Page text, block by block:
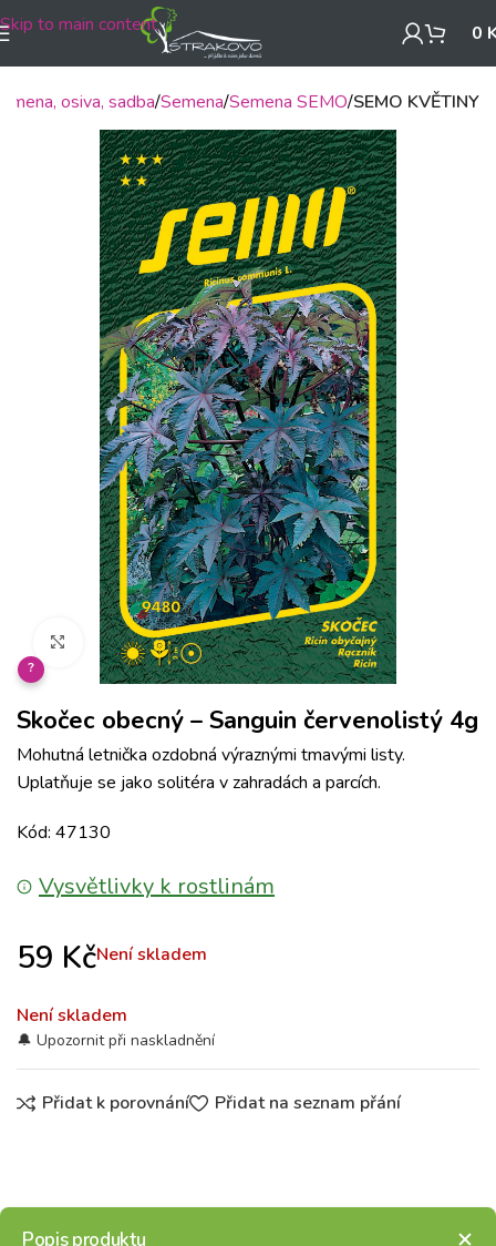
Skip to main content 0
osiva, sadba Semena Semena SEMO SEMO KVĚTINY
Klikněte pro zvětšení
?
Skočec obecný – Sanguin červenolistý 4g
Mohutná letnička ozdobná výraznými tmavými listy.
Uplatňuje se jako solitéra v zahradách a parcích.
Kód: 47130
Vysvětlivky k rostlinám
59 KčNení skladem
Není skladem
Přidat k porovnání Přidat na seznam přání
Popis produktu